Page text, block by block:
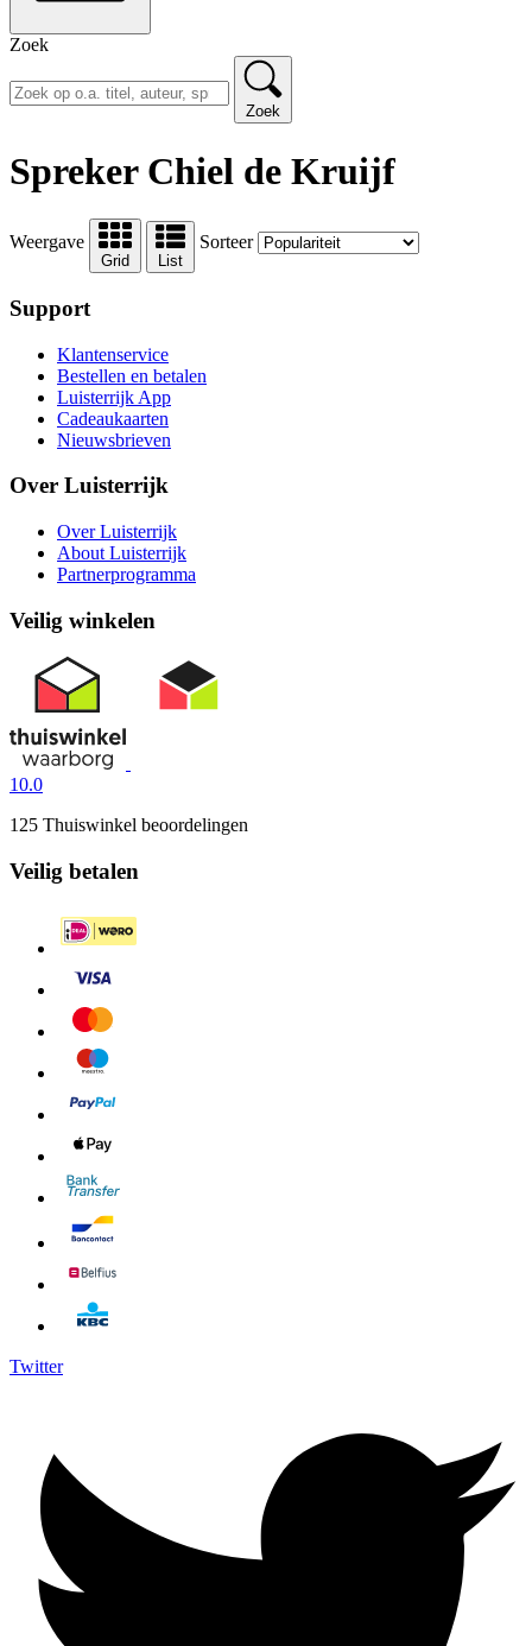
Zoek
Zoek
Spreker Chiel de Kruijf
Weergave
Grid List
Sorteer
Support
Klantenservice
Bestellen en betalen
Luisterrijk App
Cadeaukaarten
Nieuwsbrieven
Over Luisterrijk
Over Luisterrijk
About Luisterrijk
Partnerprogramma
Veilig winkelen
10.0
125 Thuiswinkel beoordelingen
Veilig betalen
Twitter